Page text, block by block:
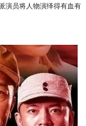
演员将人物演绎得有血有